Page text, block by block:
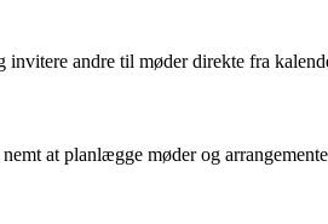
invitere andre til møder direkte fra
at planlægge møder og